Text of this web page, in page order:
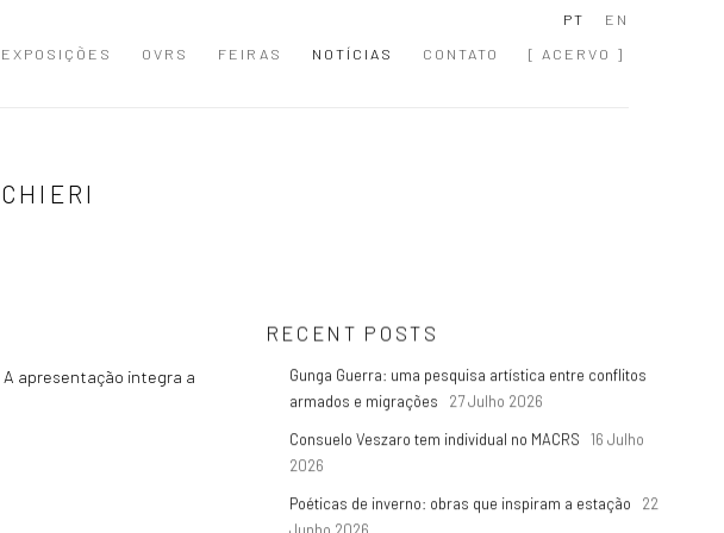
EXPOSIÇÕES OVRS FEIRAS NOTÍCIAS CONTATO [ ACERVO ]
PT EN
A apresentação integra a
RECENT POSTS
Gunga Guerra: uma pesquisa artística entre conflitos
armados e migrações
27 Julho 2026
Consuelo Veszaro tem individual no MACRS
16 Julho
2026
Poéticas de inverno: obras que inspiram a estação
22